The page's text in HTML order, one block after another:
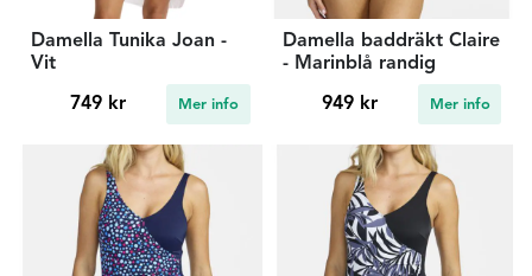
Damella Tunika Joan -
Vit
749 kr Mer info
Damella baddräkt Claire
- Marinblå randig
949 kr Mer info